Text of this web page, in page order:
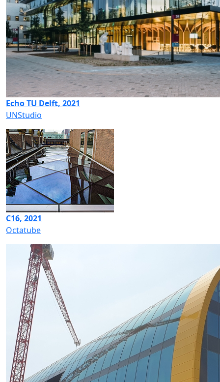
Echo TU Delft, 2021
UNStudio
C16, 2021
Octatube